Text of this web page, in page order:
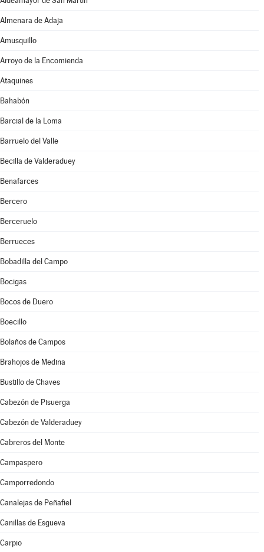
Almenara de Adaja
Amusquillo
Arroyo de la Encomienda
Ataquines
Bahabón
Barcial de la Loma
Barruelo del Valle
Becilla de Valderaduey
Benafarces
Bercero
Berceruelo
Berrueces
Bobadilla del Campo
Bocigas
Bocos de Duero
Boecillo
Bolaños de Campos
Brahojos de Medina
Bustillo de Chaves
Cabezón de Pisuerga
Cabezón de Valderaduey
Cabreros del Monte
Campaspero
Camporredondo
Canalejas de Peñafiel
Canillas de Esgueva
Carpio